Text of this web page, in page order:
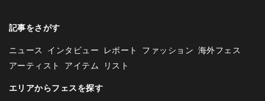
記事をさがす
ニュース インタビュー レポート ファッション 海外フェス
アーティスト アイテム
リスト
エリアからフェスを探す